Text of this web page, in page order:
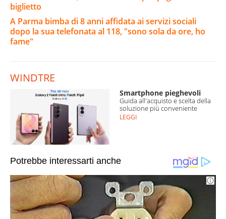
biglietto
A Parma bimba di 8 anni affidata ai servizi sociali
dopo la sua telefonata al 118, "sono sola da ore, ho
fame"
WINDTRE
Smartphone pieghevoli
Guida all'acquisto e scelta della
soluzione più conveniente
LEGGI